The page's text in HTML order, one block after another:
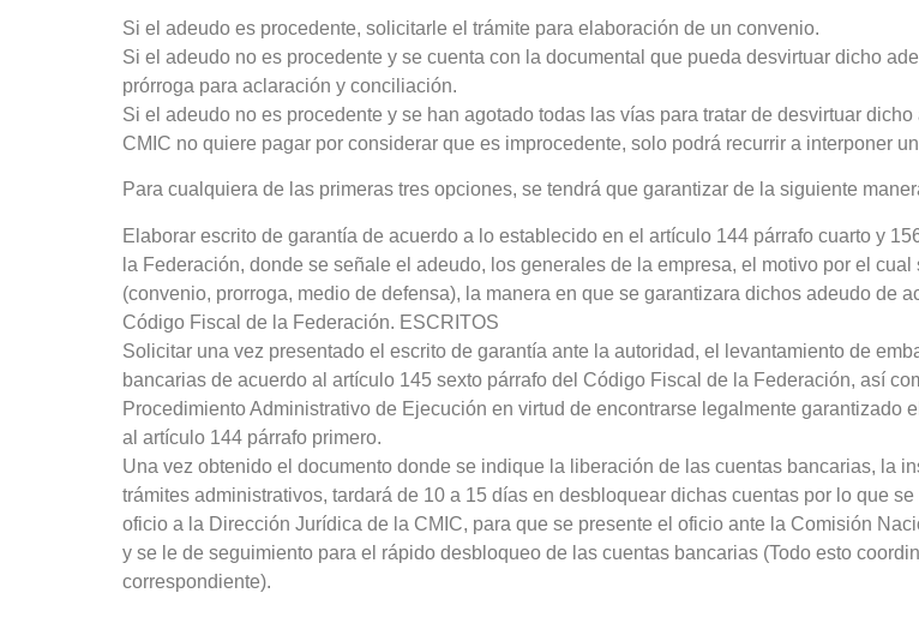
Si el adeudo es procedente, solicitarle el trámite para elaboración de un convenio.
Si el adeudo no es procedente y se cuenta con la documental que pueda desvirtuar dicho
prórroga para aclaración y conciliación.
Si el adeudo no es procedente y se han agotado todas las vías para tratar de desvirtuar
CMIC no quiere pagar por considerar que es improcedente, solo podrá recurrir a interponer
Para cualquiera de las primeras tres opciones, se tendrá que garantizar de la siguiente
Elaborar escrito de garantía de acuerdo a lo establecido en el artículo 144 párrafo cuarto y
la Federación, donde se señale el adeudo, los generales de la empresa, el motivo por el
(convenio, prorroga, medio de defensa), la manera en que se garantizara dichos adeudo de
Código Fiscal de la Federación. ESCRITOS
Solicitar una vez presentado el escrito de garantía ante la autoridad, el levantamiento de
bancarias de acuerdo al artículo 145 sexto párrafo del Código Fiscal de la Federación, así
Procedimiento Administrativo de Ejecución en virtud de encontrarse legalmente garantizado
al artículo 144 párrafo primero.
Una vez obtenido el documento donde se indique la liberación de las cuentas bancarias, la
trámites administrativos, tardará de 10 a 15 días en desbloquear dichas cuentas por lo que se
oficio a la Dirección Jurídica de la CMIC, para que se presente el oficio ante la Comisión
y se le de seguimiento para el rápido desbloqueo de las cuentas bancarias (Todo esto
correspondiente).